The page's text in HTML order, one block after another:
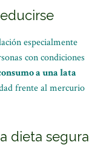
especialmente
con condiciones
a una lata
frente al mercurio
dieta segura